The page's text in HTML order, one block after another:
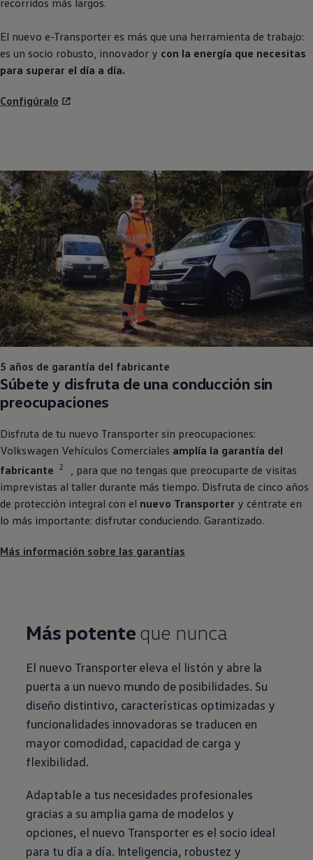
recorridos más largos.
El nuevo e-Transporter es más que una herramienta de trabajo:
es un socio robusto, innovador y con la energía que necesitas
para superar el día a día.
Configúralo
5 años de garantía del fabricante
Súbete y disfruta de una conducción sin
preocupaciones
Disfruta de tu nuevo Transporter sin preocupaciones:
Volkswagen Vehículos Comerciales amplía la garantía del
fabricante
2
, para que no tengas que preocuparte de visitas
imprevistas al taller durante más tiempo. Disfruta de cinco años
de protección integral con el nuevo Transporter y céntrate en
lo más importante: disfrutar conduciendo. Garantizado.
Más información sobre las garantías
Más potente que nunca
El nuevo Transportereleva el listón y abre la
puerta a un nuevo mundo de posibilidades. Su
diseño distintivo, características optimizadas y
funcionalidades innovadoras se traducen en
mayor comodidad, capacidad de carga y
flexibilidad.
Adaptable a tus necesidades profesionales
gracias a su amplia gama de modelos y
opciones, el nuevo Transporter es el socio ideal
para tu día a día. Inteligencia, robustez y